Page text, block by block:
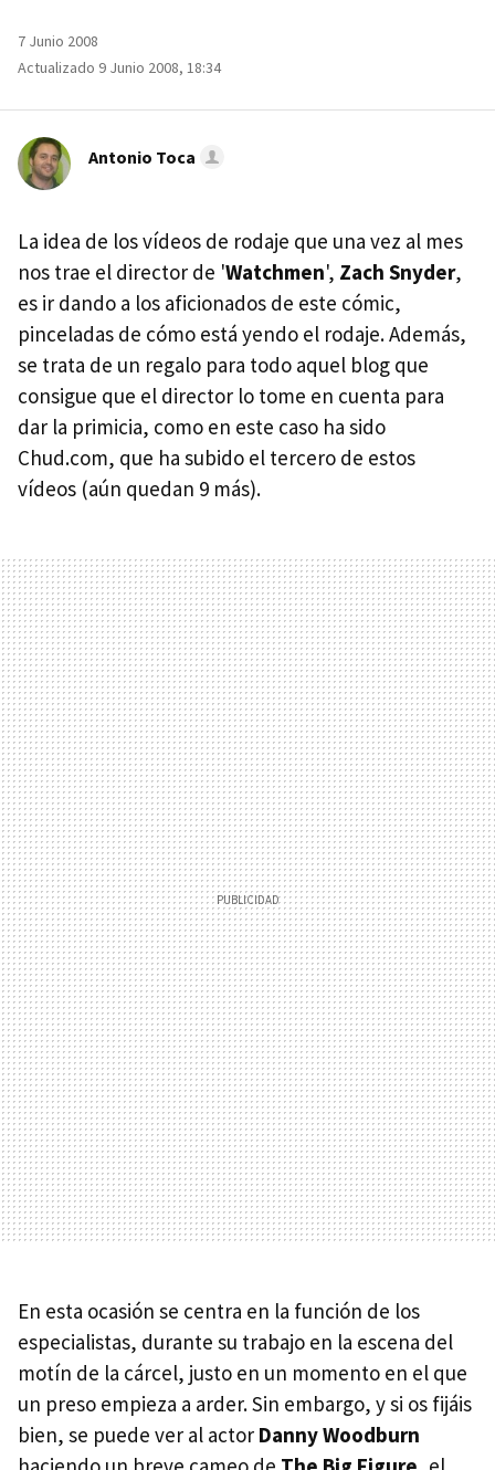
7 Junio 2008
Actualizado 9 Junio 2008, 18:34
Antonio Toca
La idea de los vídeos de rodaje que una vez al mes
nos trae el director de 'Watchmen', Zach Snyder,
es ir dando a los aficionados de este cómic,
pinceladas de cómo está yendo el rodaje. Además,
se trata de un regalo para todo aquel blog que
consigue que el director lo tome en cuenta para
dar la primicia, como en este caso ha sido
Chud.com, que ha subido el tercero de estos
vídeos (aún quedan 9 más).
En esta ocasión se centra en la función de los
especialistas, durante su trabajo en la escena del
motín de la cárcel, justo en un momento en el que
un preso empieza a arder. Sin embargo, y si os fijáis
bien, se puede ver al actor Danny Woodburn